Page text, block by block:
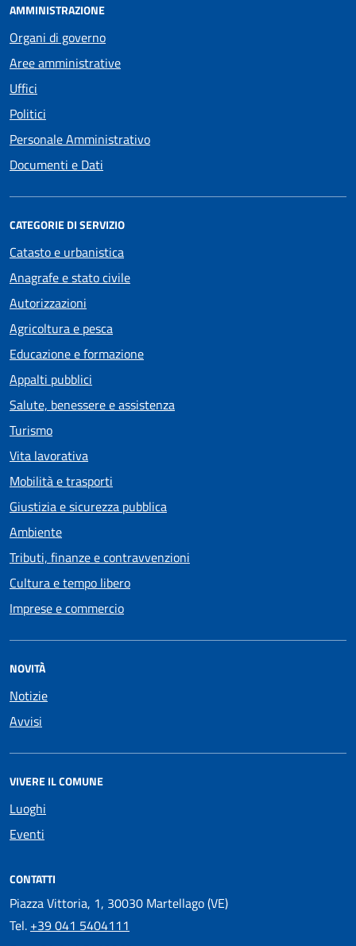
AMMINISTRAZIONE
Organi di governo
Aree amministrative
Uffici
Politici
Personale Amministrativo
Documenti e Dati
CATEGORIE DI SERVIZIO
Catasto e urbanistica
Anagrafe e stato civile
Autorizzazioni
Agricoltura e pesca
Educazione e formazione
Appalti pubblici
Salute, benessere e assistenza
Turismo
Vita lavorativa
Mobilità e trasporti
Giustizia e sicurezza pubblica
Ambiente
Tributi, finanze e contravvenzioni
Cultura e tempo libero
Imprese e commercio
NOVITÀ
Notizie
Avvisi
VIVERE IL COMUNE
Luoghi
Eventi
CONTATTI
Piazza Vittoria, 1, 30030 Martellago (VE)
Tel. +39 041 5404111